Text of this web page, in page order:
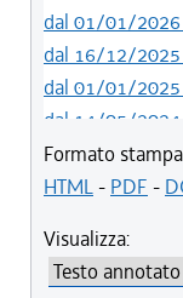
dal 01/01/
dal 16/12/
dal 01/01/
dal 14/05/
dal 12/08/2023
dal 05/08/2022
dal 12/08/2021
dal 26/02/
Formato
HTML- PDF -
Visualizza: